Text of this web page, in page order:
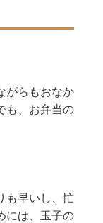
がらもおなか
も、お弁当の
も早いし、忙
には、玉子の